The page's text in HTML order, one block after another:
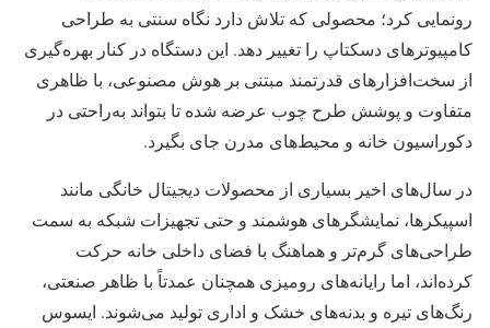
رونمایی کرد؛ محصولی که تلاش دارد نگاه سنتی به طراحی
کامپیوترهای دسکتاپ را تغییر دهد. این دستگاه در کنار بهره‌گیری
از سخت‌افزارهای قدرتمند مبتنی بر هوش مصنوعی، با ظاهری
متفاوت و پوشش طرح چوب عرضه شده تا بتواند به‌راحتی در
دکوراسیون خانه و محیط‌های مدرن جای بگیرد.
در سال‌های اخیر بسیاری از محصولات دیجیتال خانگی مانند
اسپیکرها، نمایشگرهای هوشمند و حتی تجهیزات شبکه به سمت
طراحی‌های گرم‌تر و هماهنگ با فضای داخلی خانه حرکت
کرده‌اند، اما رایانه‌های رومیزی همچنان عمدتاً با ظاهر صنعتی،
رنگ‌های تیره و بدنه‌های خشک و اداری تولید می‌شوند. ایسوس